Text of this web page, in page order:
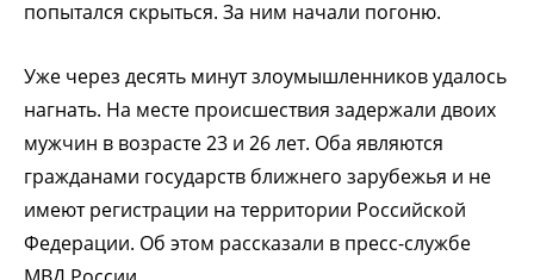
попытался скрыться. За ним начали погоню.
Уже через десять минут злоумышленников удалось
нагнать. На месте происшествия задержали двоих
мужчин в возрасте 23 и 26 лет. Оба являются
гражданами государств ближнего зарубежья и не
имеют регистрации на территории Российской
Федерации. Об этом рассказали в пресс-службе